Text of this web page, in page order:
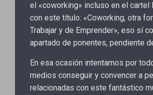
el «coworking» incluso en el cartel
con este título: «Coworking, otra
Trabajar y de Emprender», eso sí
apartado de ponentes, pendiente
En esa ocasión intentamos por
medios conseguir y convencer a
relacionadas con este fantástico